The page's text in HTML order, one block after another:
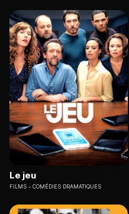
Le jeu
FILMS COMÉDIES DRAMATIQUES